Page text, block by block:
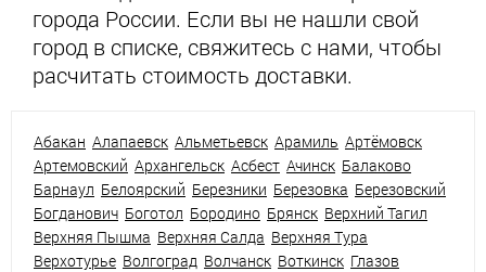
города России. Если вы не нашли свой
город в списке, свяжитесь с нами, чтобы
расчитать стоимость доставки.
Абакан Алапаевск Альметьевск Арамиль Артёмовск
Артемовский Архангельск Асбест Ачинск Балаково
Барнаул Белоярский Березники Березовка Березовский
Богданович Боготол Бородино Брянск Верхний Тагил
Верхняя Пышма Верхняя Салда Верхняя Тура
Верхотурье Волгоград Волчанск Воткинск Глазов